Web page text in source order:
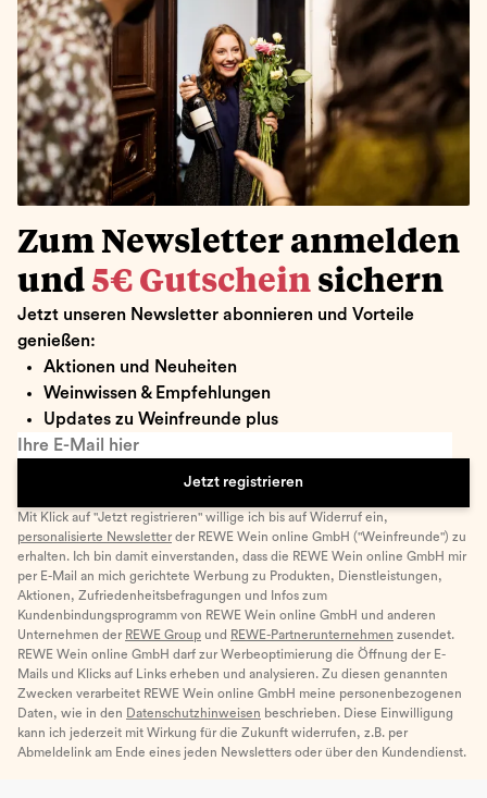
Zum Newsletter anmelden
und 5€ Gutschein sichern
Jetzt unseren Newsletter abonnieren und Vorteile
genießen:
Aktionen und Neuheiten
Weinwissen & Empfehlungen
Updates zu Weinfreunde plus
Ihre E-Mail hier
Jetzt registrieren
Mit Klick auf "Jetzt registrieren" willige ich bis auf Widerruf ein,
personalisierte Newsletter der REWE Wein online GmbH ("Weinfreunde") zu
erhalten. Ich bin damit einverstanden, dass die REWE Wein online GmbH mir
per E-Mail an mich gerichtete Werbung zu Produkten, Dienstleistungen,
Aktionen, Zufriedenheitsbefragungen und Infos zum
Kundenbindungsprogramm von REWE Wein online GmbH und anderen
Unternehmen der REWE Group und REWE-Partnerunternehmen zusendet.
REWE Wein online GmbH darf zur Werbeoptimierung die Öffnung der E-
Mails und Klicks auf Links erheben und analysieren. Zu diesen genannten
Zwecken verarbeitet REWE Wein online GmbH meine personenbezogenen
Daten, wie in den Datenschutzhinweisen beschrieben. Diese Einwilligung
kann ich jederzeit mit Wirkung für die Zukunft widerrufen, z.B. per
Abmeldelink am Ende eines jeden Newsletters oder über den Kundendienst.